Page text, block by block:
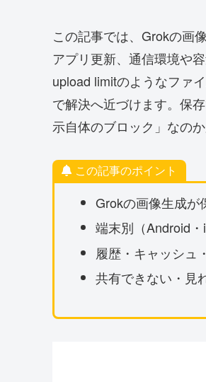
この記事では、Grokの画
アプリ更新、通信環境や
upload limitのようなファ
で解決へ近づけます。保
示自体のブロック」なの
この記事のポイント
Grokの画像生成が
端末別（Android
履歴・キャッシュ
共有できない・見